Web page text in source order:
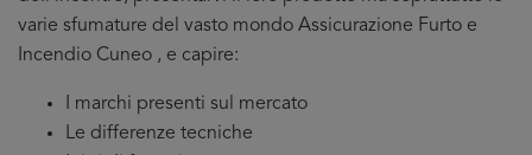
varie sfumature del vasto mondo Assicurazione Furto e
Incendio Cuneo , e capire:
I marchi presenti sul mercato
Le differenze tecniche